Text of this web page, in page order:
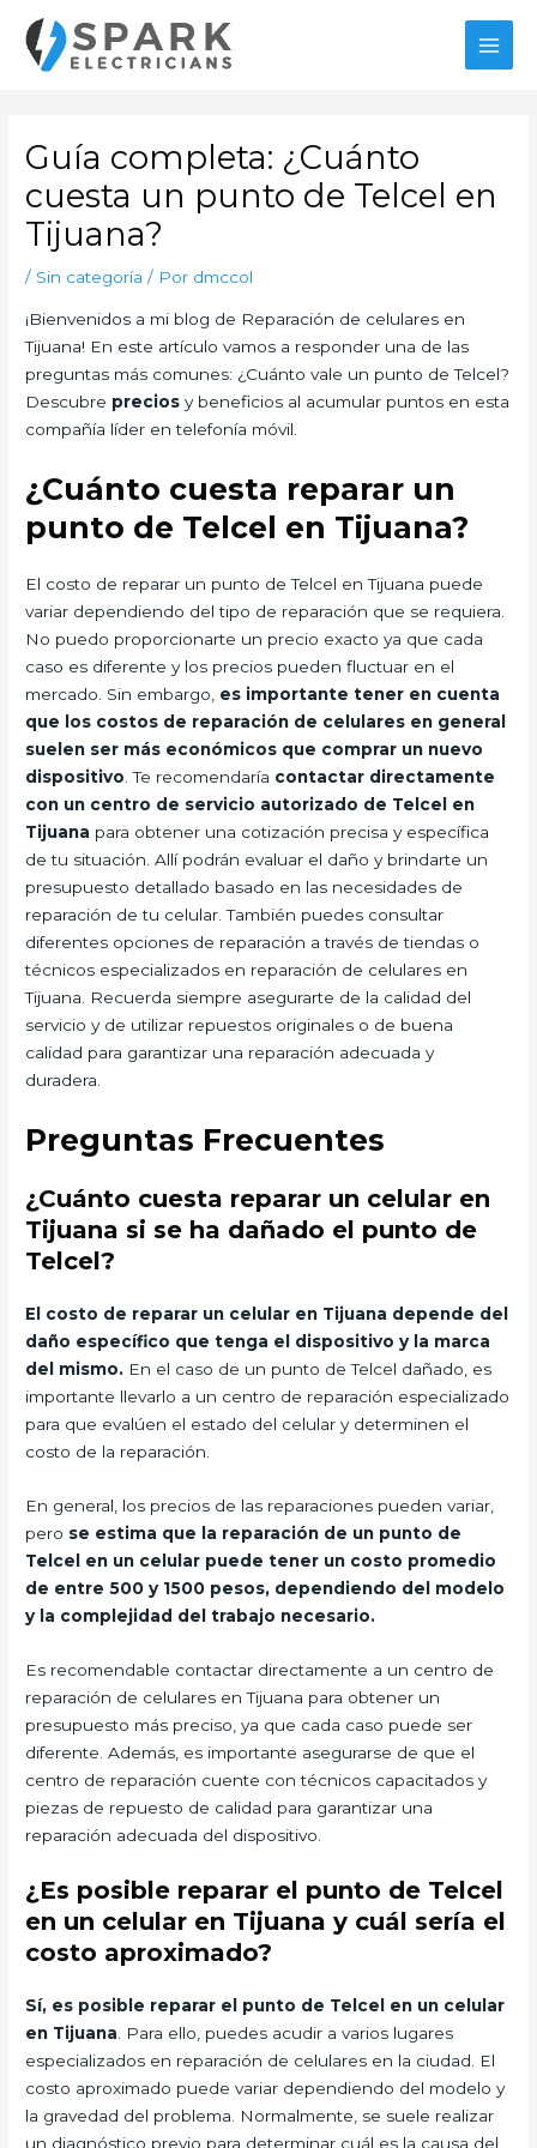
contenido
Guía completa: ¿Cuánto
cuesta un punto de Telcel en
Tijuana?
/ Sin categoría / Por dmccol
¡Bienvenidos a mi blog de Reparación de celulares en
Tijuana! En este artículo vamos a responder una de las
preguntas más comunes: ¿Cuánto vale un punto de Telcel?
Descubre precios y beneficios al acumular puntos en esta
compañía líder en telefonía móvil.
¿Cuánto cuesta reparar un
punto de Telcel en Tijuana?
El costo de reparar un punto de Telcel en Tijuana puede
variar dependiendo del tipo de reparación que se requiera.
No puedo proporcionarte un precio exacto ya que cada
caso es diferente y los precios pueden fluctuar en el
mercado. Sin embargo, es importante tener en cuenta
que los costos de reparación de celulares en general
suelen ser más económicos que comprar un nuevo
dispositivo . Te recomendaría contactar directamente
con un centro de servicio autorizado de Telcel en
Tijuana para obtener una cotización precisa y específica
de tu situación. Allí podrán evaluar el daño y brindarte un
presupuesto detallado basado en las necesidades de
reparación de tu celular. También puedes consultar
diferentes opciones de reparación a través de tiendas o
técnicos especializados en reparación de celulares en
Tijuana. Recuerda siempre asegurarte de la calidad del
servicio y de utilizar repuestos originales o de buena
calidad para garantizar una reparación adecuada y
duradera.
Preguntas Frecuentes
¿Cuánto cuesta reparar un celular en
Tijuana si se ha dañado el punto de
Telcel?
El costo de reparar un celular en Tijuana depende del
daño específico que tenga el dispositivo y la marca
del mismo. En el caso de un punto de Telcel dañado, es
importante llevarlo a un centro de reparación especializado
para que evalúen el estado del celular y determinen el
costo de la reparación.
En general, los precios de las reparaciones pueden variar,
pero se estima que la reparación de un punto de
Telcel en un celular puede tener un costo promedio
de entre 500 y 1500 pesos, dependiendo del modelo
y la complejidad del trabajo necesario.
Es recomendable contactar directamente a un centro de
reparación de celulares en Tijuana para obtener un
presupuesto más preciso, ya que cada caso puede ser
diferente. Además, es importante asegurarse de que el
centro de reparación cuente con técnicos capacitados y
piezas de repuesto de calidad para garantizar una
reparación adecuada del dispositivo.
¿Es posible reparar el punto de Telcel
en un celular en Tijuana y cuál sería el
costo aproximado?
Sí, es posible reparar el punto de Telcel en un celular
en Tijuana. Para ello, puedes acudir a varios lugares
especializados en reparación de celulares en la ciudad. El
costo aproximado puede variar dependiendo del modelo y
la gravedad del problema. Normalmente, se suele realizar
un diagnóstico previo para determinar cuál es la causa del
entradas